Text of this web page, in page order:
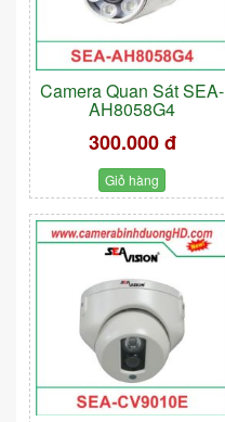
Camera Quan Sát SEA-
AH8058G4
300.000 đ
Giỏ hàng